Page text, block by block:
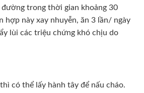
trong thời gian khoảng 30
hợp này xay nhuyễn, ăn 3 lần/ ngày
lùi các triệu chứng khó chịu do
có thể lấy hành tây để nấu cháo.